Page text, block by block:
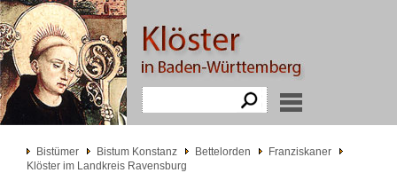
Bistümer Bistum Konstanz Bettelorden
Franziskaner
Klöster im Landkreis Ravensburg